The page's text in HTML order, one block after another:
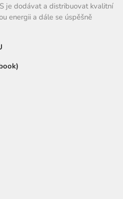
je dodávat a distribuovat kvalitní
energii a dále se úspěšně